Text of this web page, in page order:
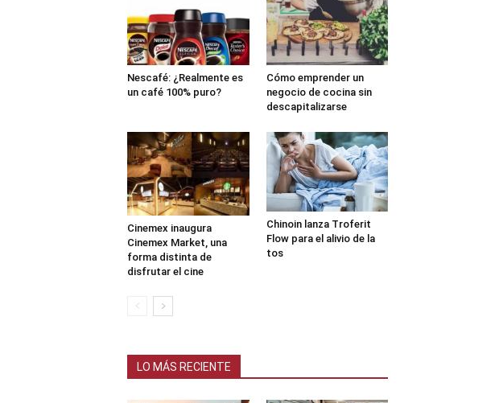
Nescafé: ¿Realmente es
un café 100% puro?
Cómo emprender un
negocio de cocina sin
descapitalizarse
Cinemex inaugura
Cinemex Market, una
forma distinta de
disfrutar el cine
Chinoin lanza Troferit
Flow para el alivio de la
tos
LO MÁS RECIENTE